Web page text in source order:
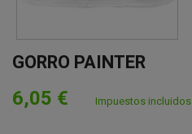
GORRO PAINTER
6,05 € Impuestos incluidos